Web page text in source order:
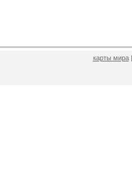
карты мира|